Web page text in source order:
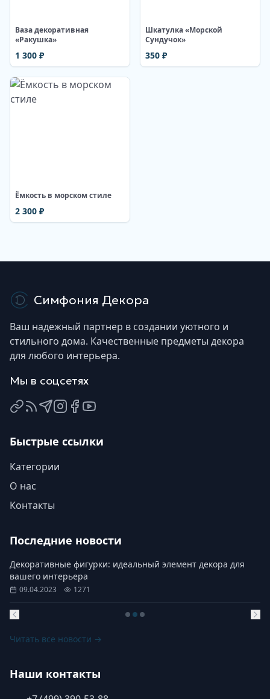
Ваза декоративная
«Ракушка»
1 300 ₽
Шкатулка «Морской
Сундучок»
350 ₽
Ёмкость в морском стиле
2 300 ₽
Симфония Декора
Ваш надежный партнер в создании уютного и
стильного дома. Качественные предметы декора
для любого интерьера.
Мы в соцсетях
Быстрые ссылки
Категории
О нас
Контакты
Последние новости
Декоративные фигурки: идеальный элемент декора для
вашего интерьера
09.04.2023 1271
Читать все новости →
Наши контакты